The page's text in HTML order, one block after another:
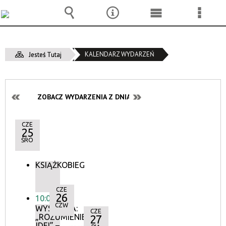
Jesteś Tutaj KALENDARZ WYDARZEŃ
ZOBACZ WYDARZENIA Z DNIA:
CZE
25
ŚRO
KSIĄŻKOBIEG
10:00
WYSTAWA:
„ROZUMIENIE
CZE
26
CZW
CZE
27
Wyszukiwarka
NarzędziaMenu
Menu